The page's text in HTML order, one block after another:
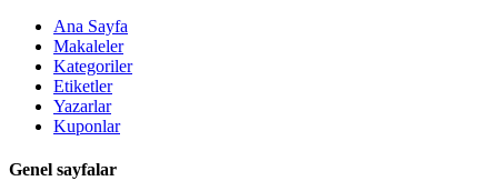
Ana Sayfa
Makaleler
Kategoriler
Etiketler
Yazarlar
Kuponlar
Genel sayfalar